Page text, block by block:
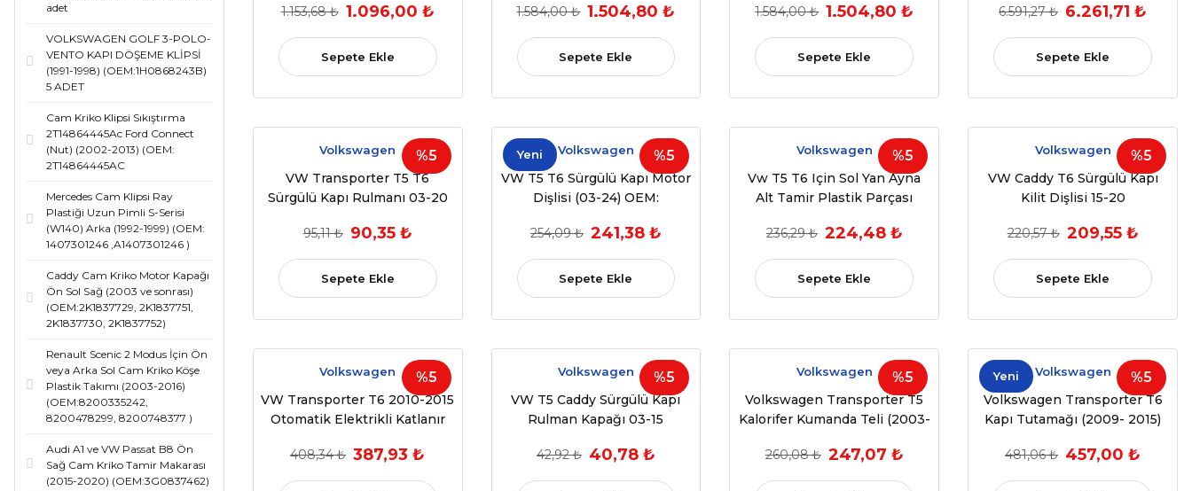
adet
VOLKSWAGEN GOLF 3-POLO-
VENTO KAPI DÖŞEME KLİPSİ
(1991-1998) (OEM:1H0868243B)
5 ADET
Cam Kriko Klipsi Sıkıştırma
2T14864445Ac Ford Connect
(Nut) (2002-2013) (OEM:
2T14864445AC
Mercedes Cam Klipsi Ray
Plastiği Uzun Pimli S-Serisi
(W140) Arka (1992-1999) (OEM:
1407301246 ,A1407301246 )
Caddy Cam Kriko Motor Kapağı
Ön Sol Sağ (2003 ve sonrası)
(OEM:2K1837729, 2K1837751,
2K1837730, 2K1837752)
Renault Scenic 2 Modus İçin Ön
veya Arka Sol Cam Kriko Köşe
Plastik Takımı (2003-2016)
(OEM:8200335242,
8200478299, 8200748377 )
Audi A1 ve VW Passat B8 Ön
Sağ Cam Kriko Tamir Makarası
(2015-2020) (OEM:3G0837462)
1.153,68 ₺ 1.096,00 ₺
Sepete Ekle
3B1837015A)
1.584,00 ₺ 1.504,80 ₺
Sepete Ekle
3B1837016A)
1.584,00 ₺ 1.504,80 ₺
Sepete Ekle
6.591,27 ₺ 6.261,71 ₺
Sepete Ekle
%5
Volkswagen
VW Transporter T5 T6
Sürgülü Kapı Rulmanı 03-20
95,11 ₺ 90,35 ₺
Sepete Ekle
%5
Yeni Volkswagen
VW T5 T6 Sürgülü Kapı Motor
Dişlisi (03-24) OEM:
254,09 ₺ 241,38 ₺
Sepete Ekle
%5
Volkswagen
Vw T5 T6 Için Sol Yan Ayna
Alt Tamir Plastik Parçası
(OEM:7E1857501F,7E1857501G)
236,29 ₺ 224,48 ₺
Sepete Ekle
%5
Volkswagen
VW Caddy T6 Sürgülü Kapı
Kilit Dişlisi 15-20
220,57 ₺ 209,55 ₺
Sepete Ekle
%5
Volkswagen
VW Transporter T6 2010-2015
Otomatik Elektrikli Katlanır
Zamak 7E1857407 408
408,34 ₺ 387,93 ₺
%5
Volkswagen
VW T5 Caddy Sürgülü Kapı
Rulman Kapağı 03-15
42,92 ₺ 40,78 ₺
%5
Volkswagen
Volkswagen Transporter T5
Kalorifer Kumanda Teli (2003-
260,08 ₺ 247,07 ₺
%5
Yeni Volkswagen
Volkswagen Transporter T6
Kapı Tutamağı (2009- 2015)
481,06 ₺ 457,00 ₺